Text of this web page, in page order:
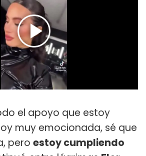
el apoyo que estoy
muy emocionada, sé que
pero estoy cumpliendo